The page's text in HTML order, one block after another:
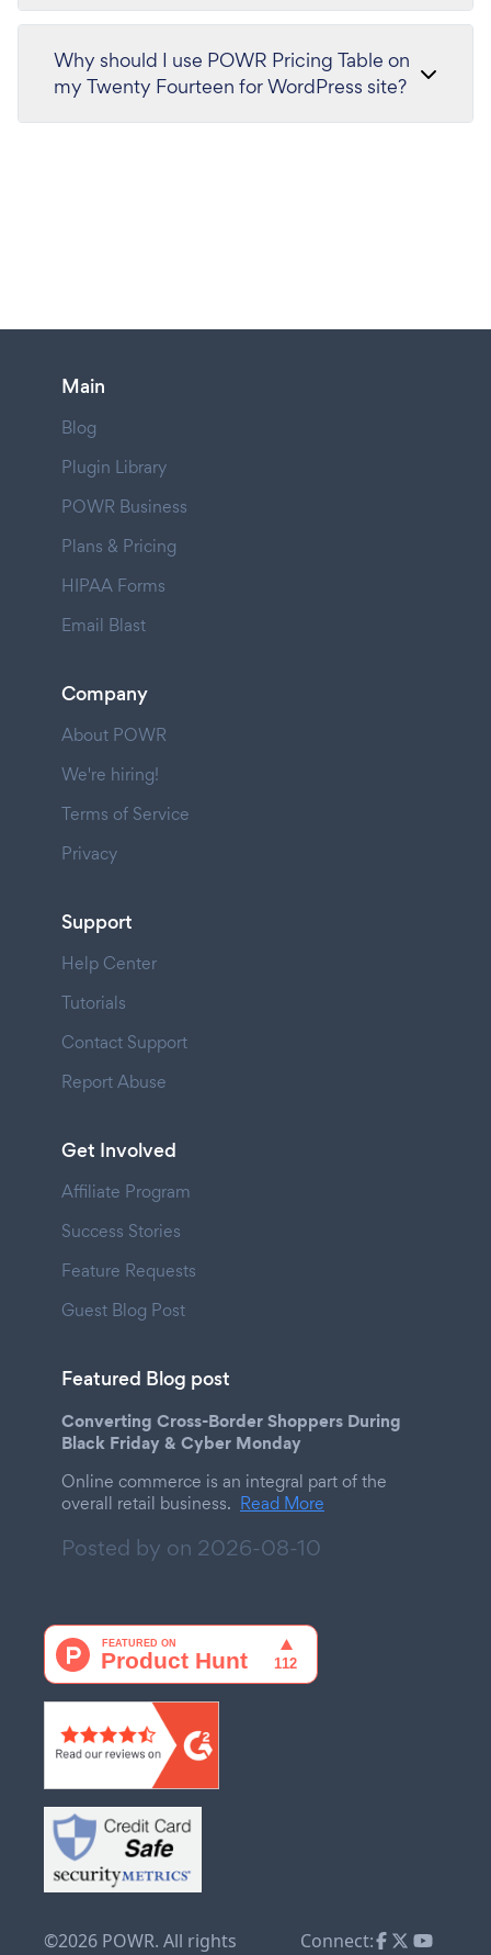
Why should I use POWR Pricing Table on
my Twenty Fourteen for WordPress site?
Main
Blog
Plugin Library
POWR Business
Plans & Pricing
HIPAA Forms
Email Blast
Company
About POWR
We're hiring!
Terms of Service
Privacy
Support
Help Center
Tutorials
Contact Support
Report Abuse
Get Involved
Affiliate Program
Success Stories
Feature Requests
Guest Blog Post
Featured Blog post
Converting Cross-Border Shoppers During
Black Friday & Cyber Monday
Online commerce is an integral part of the
overall retail business. Read More
Posted by on 2026-08-10
©2026 POWR. All rights Connect: